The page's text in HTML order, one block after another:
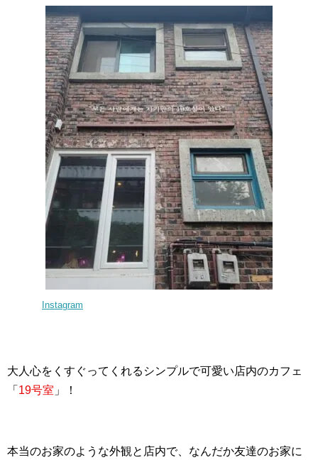
Instagram
大人心をくすぐってくれるシンプルで可愛い店内のカフェ
「 19号室 」！
本当のお家のような外観と店内で、なんだか友達のお家に